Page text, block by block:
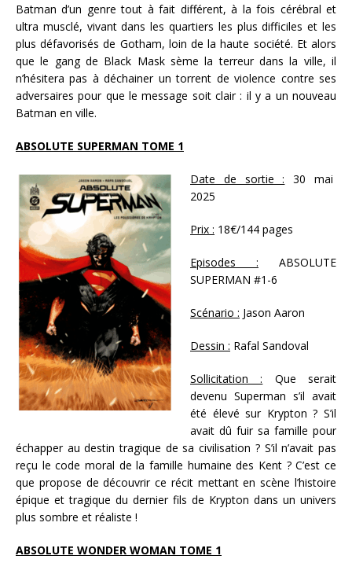
Batman d’un genre tout à fait différent, à la fois cérébral et
ultra musclé, vivant dans les quartiers les plus difficiles et les
plus défavorisés de Gotham, loin de la haute société. Et alors
que le gang de Black Mask sème la terreur dans la ville, il
n’hésitera pas à déchainer un torrent de violence contre ses
adversaires pour que le message soit clair : il y a un nouveau
Batman en ville.
ABSOLUTE SUPERMAN TOME 1
Date de sortie : 30 mai
2025
Prix : 18€/144 pages
Episodes : ABSOLUTE
SUPERMAN #1-6
Scénario : Jason Aaron
Dessin : Rafal Sandoval
Sollicitation : Que serait
devenu Superman s’il avait
été élevé sur Krypton ? S’il
avait dû fuir sa famille pour
échapper au destin tragique de sa civilisation ? S’il n’avait pas
reçu le code moral de la famille humaine des Kent ? C’est ce
que propose de découvrir ce récit mettant en scène l’histoire
épique et tragique du dernier fils de Krypton dans un univers
plus sombre et réaliste !
ABSOLUTE WONDER WOMAN TOME 1